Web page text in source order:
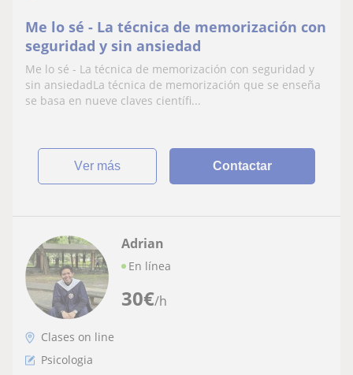
Me lo sé - La técnica de memorización con
seguridad y sin ansiedad
Me lo sé - La técnica de memorización con seguridad y
sin ansiedadLa técnica de memorización que se enseña
se basa en nueve claves científi...
ver más Contactar
30€/h
Adrian
En línea
Clases on line
Psicologia